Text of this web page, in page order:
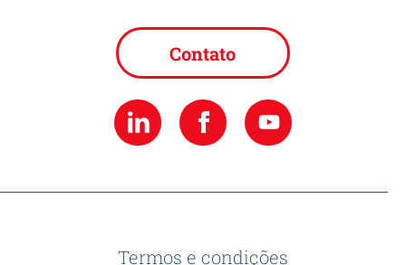
Contato
Termos e condições